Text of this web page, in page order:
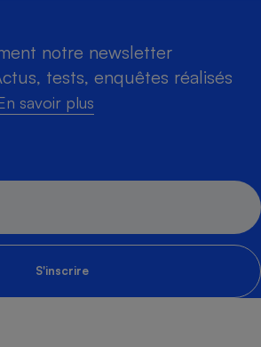
notre newsletter
tests, enquêtes réalisés
savoir plus
S'inscrire